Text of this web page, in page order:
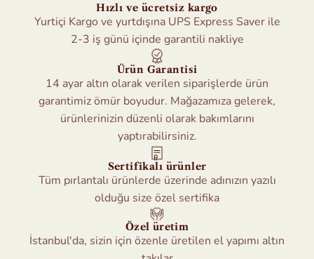
Hızlı ve ücretsiz kargo
Yurtiçi Kargo ve yurtdışına UPS Express Saver ile
2-3 iş günü içinde garantili nakliye
Ürün Garantisi
14 ayar altın olarak verilen siparişlerde ürün
garantimiz ömür boyudur. Mağazamıza gelerek,
ürünlerinizin düzenli olarak bakımlarını
yaptırabilirsiniz.
Sertifikalı ürünler
Tüm pırlantalı ürünlerde üzerinde adınızın yazılı
olduğu size özel sertifika
Özel üretim
İstanbul'da, sizin için özenle üretilen el yapımı altın